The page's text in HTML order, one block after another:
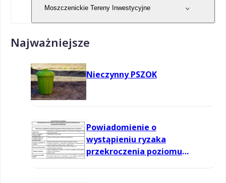
Moszczenickie Tereny Inwestycyjne
Najważniejsze
Nieczynny PSZOK
Powiadomienie o
wystąpieniu ryzaka
przekroczenia poziomu